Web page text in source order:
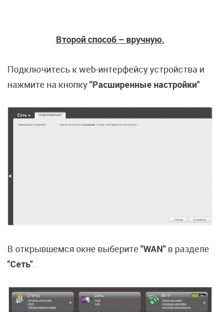
Второй способ – вручную.
Подключитесь к web-интерфейсу устройства и
нажмите на кнопку"Расширенные настройки"
В открывшемся окне выберите "WAN" в разделе
"Сеть".